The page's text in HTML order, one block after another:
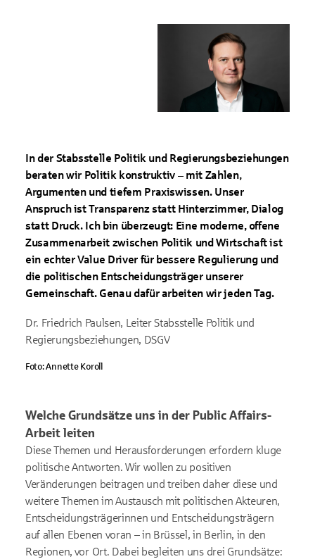
In der Stabsstelle Politik und Regierungsbeziehungen
beraten wir Politik konstruktiv – mit Zahlen,
Argumenten und tiefem Praxiswissen. Unser
Anspruch ist Transparenz statt Hinterzimmer, Dialog
statt Druck. Ich bin überzeugt: Eine moderne, offene
Zusammenarbeit zwischen Politik und Wirtschaft ist
ein echter Value Driver für bessere Regulierung und
die politischen Entscheidungsträger unserer
Gemeinschaft. Genau dafür arbeiten wir jeden Tag.
Dr. Friedrich Paulsen, Leiter Stabsstelle Politik und
Regierungsbeziehungen, DSGV
Foto: Annette Koroll
Welche Grundsätze uns in der Public Affairs-
Arbeit leiten
Diese Themen und Herausforderungen erfordern kluge
politische Antworten. Wir wollen zu positiven
Veränderungen beitragen und treiben daher diese und
weitere Themen im Austausch mit politischen Akteuren,
Entscheidungsträgerinnen und Entscheidungsträgern
auf allen Ebenen voran – in Brüssel, in Berlin, in den
Regionen, vor Ort. Dabei begleiten uns drei Grundsätze: